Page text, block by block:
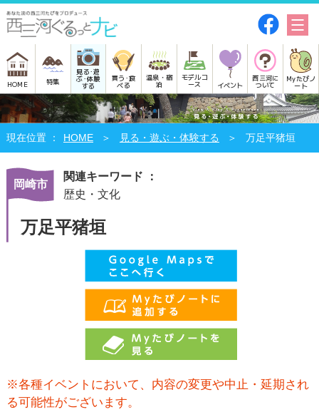
HOME 特集
見る･遊
ぶ･体験
する
買う･食
べる
温泉・宿
泊
モデルコ
ース イベント
西三河に
ついて
Myたびノ
ート
HOME 見る・遊ぶ・体験する 万足平猪垣
岡崎市
関連キーワード ：
歴史・文化
万足平猪垣
※各種イベントにおいて、内容の変更や中止・延期され
る可能性がございます。